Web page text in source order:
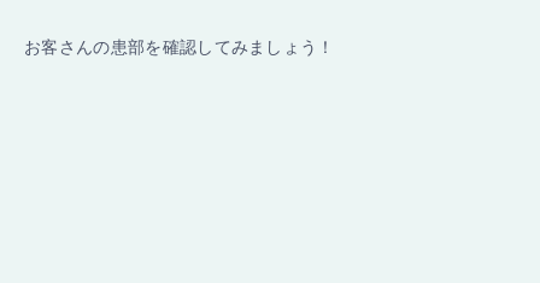
お客さんの患部を確認してみましょう！